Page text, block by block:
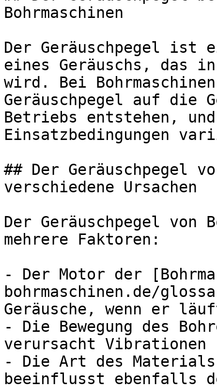
Bohrmaschinen
Der Geräuschpegel ist
eines Geräuschs, das
wird. Bei
Geräuschpegel auf die
Betriebs entstehen,
Einsatzbedingungen
## Der Geräuschpegel
verschiedene Ursachen
Der Geräuschpegel von
mehrere Faktoren:
- Der Motor der
bohrmaschinen.de/
Geräusche, wenn er
- Die Bewegung des
verursacht Vibrationen
- Die Art des
beeinflusst ebenfalls